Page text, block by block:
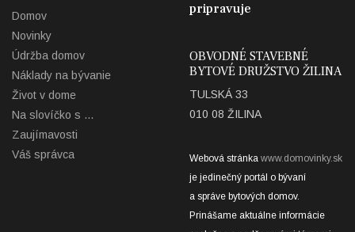
Domov
Novinky
Údržba domov
Náklady na bývanie
Život v dome
Na slovíčko s ...
Zaujímavosti
Váš správca
pripravuje
OBVODNÉ STAVEBNÉ
BYTOVÉ DRUŽSTVO ŽILINA
TULSKÁ 33
010 08 ŽILINA
Webová stránka www.domovinky.sk
je jedinečný portál o bývaní
a správe bytových domov.
Prinášame aktuálne informácie